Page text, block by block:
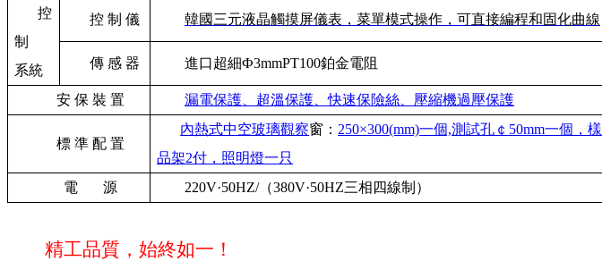
控
制
系統
控 制 儀 韓國三元液晶觸摸屏儀表 ，菜單模式操作，可直接編程和固化曲線
傳 感 器 進口超細Ф3mmPT100鉑金電阻
安 保 裝 置 漏電保護、超溫保護、快速保險絲、壓縮機過壓保護
標 準 配 置
內熱式中空玻璃觀察窗： 250×300(mm)一個,測試孔￠50mm一個，樣
品架2付，照明燈一只
電 源 220V·50HZ/（380V·50HZ三相四線制）
精工品質，始終如一！